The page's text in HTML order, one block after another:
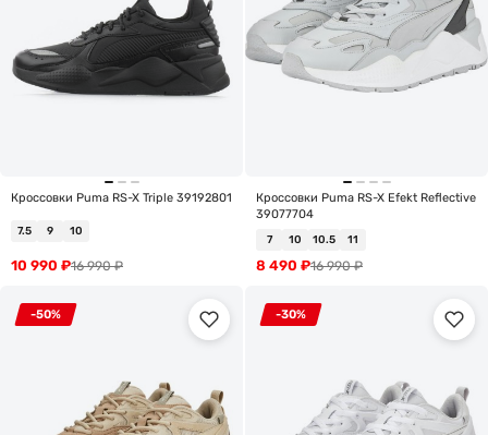
Кроссовки Puma RS-X Triple 39192801
7.5 9 10
16 990₽
10 990 ₽
Кроссовки Puma RS-X Efekt Reflective
39077704
7 10 10.5 11
16 990₽
8 490 ₽
-50% -30%